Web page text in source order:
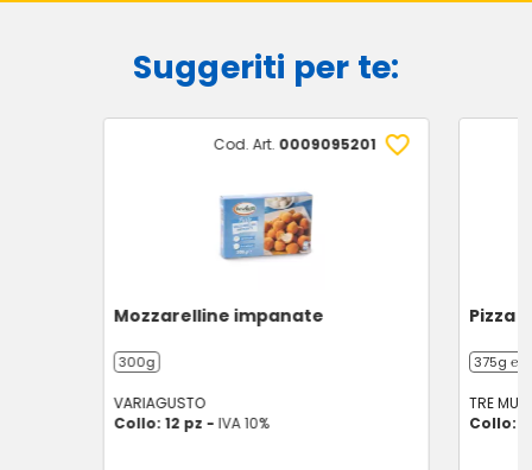
Suggeriti per te:
Cod. Art. 0009095201
Mozzarelline impanate
300g
VARIAGUSTO
Collo: 12 pz - IVA 10%
Pizza
375g ℮
TRE
Collo: